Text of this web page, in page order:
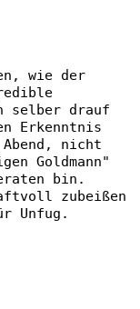
wie der
drauf
Erkenntnis
nicht
Goldmann"
bin.
zubeißen
Unfug.